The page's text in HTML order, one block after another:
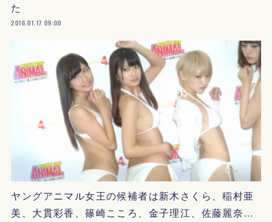
た
2016.01.17 09:00
ヤングアニマル女王の候補者は新木さくら、稲村亜
美、大貫彩香、篠崎こころ、金子理江、佐藤麗奈…